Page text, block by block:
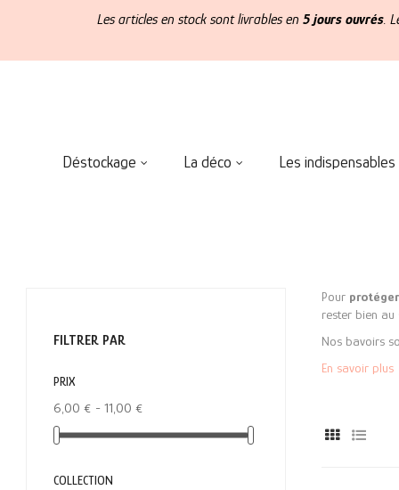
Les articles en stock sont livrables en 5 jours ouvrés.
Déstockage La déco Les indispensables
FILTRER PAR
PRIX
6,00 € - 11,00 €
COLLECTION
Pour protéger
rester bien au
Nos bavoirs
En savoir plus